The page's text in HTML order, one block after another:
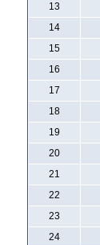
13
14
15
16
17
18
19
20
21
22
23
24